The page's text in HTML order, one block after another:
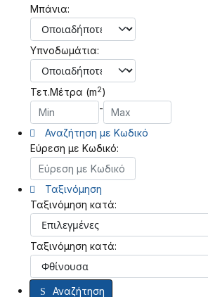
Μπάνια:
Υπνοδωμάτια:
Τετ.Μέτρα (m2)
-
Αναζήτηση με Κωδικό
Εύρεση με Κωδικό:
Ταξινόμηση
Ταξινόμηση κατά:
Ταξινόμηση κατά:
Αναζήτηση